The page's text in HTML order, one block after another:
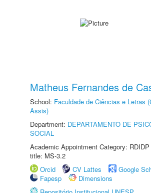
Matheus Fernandes de
School: Faculdade de Ciências e Letras
Assis)
Department: DEPARTAMENTO DE
SOCIAL
Academic Appointment Category:
title: MS-3.2
Orcid
CV Lattes
Google
Fapesp
Dimensions